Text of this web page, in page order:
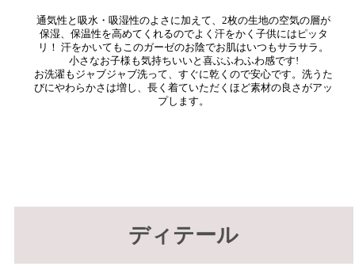
通気性と吸水・吸湿性のよさに加えて、2枚の生地の空気の層が
保湿、保温性を高めてくれるのでよく汗をかく子供にはピッタ
リ！ 汗をかいてもこのガーゼのお陰でお肌はいつもサラサラ。
小さなお子様も気持ちいいと喜ぶふわふわ感です!
お洗濯もジャブジャブ洗って、すぐに乾くので安心です。洗うた
びにやわらかさは増し、長く着ていただくほど素材の良さがアッ
プします。
ディテール